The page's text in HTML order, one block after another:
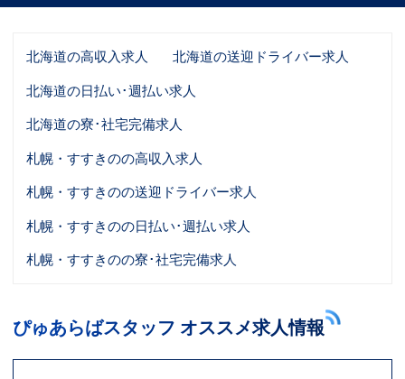
北海道の高収入求人
北海道の送迎ドライバー求人
北海道の日払い･週払い求人
北海道の寮･社宅完備求人
札幌・すすきのの高収入求人
札幌・すすきのの送迎ドライバー求人
札幌・すすきのの日払い･週払い求人
札幌・すすきのの寮･社宅完備求人
ぴゅあらばスタッフ オススメ求人情報